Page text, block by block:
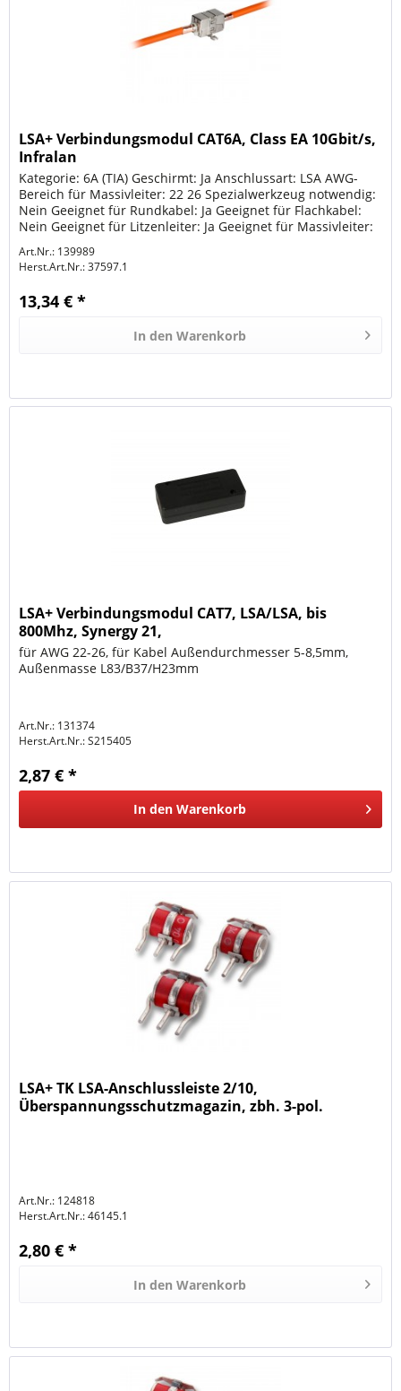
LSA+ Verbindungsmodul CAT6A, Class EA 10Gbit/s,
Infralan
Kategorie: 6A (TIA) Geschirmt: Ja Anschlussart: LSA AWG-
Bereich für Massivleiter: 22 26 Spezialwerkzeug notwendig:
Nein Geeignet für Rundkabel: Ja Geeignet für Flachkabel:
Nein Geeignet für Litzenleiter: Ja Geeignet für Massivleiter:
Art.Nr.: 139989
Herst.Art.Nr.:37597.1
13,34 € *
In den Warenkorb
LSA+ Verbindungsmodul CAT7, LSA/LSA, bis
800Mhz, Synergy 21,
für AWG 22-26, für Kabel Außendurchmesser 5-8,5mm,
Außenmasse L83/B37/H23mm
Art.Nr.: 131374
Herst.Art.Nr.:S215405
2,87 € *
In den Warenkorb
LSA+ TK LSA-Anschlussleiste 2/10,
Überspannungsschutzmagazin, zbh. 3-pol.
Art.Nr.: 124818
Herst.Art.Nr.:46145.1
2,80 € *
In den Warenkorb